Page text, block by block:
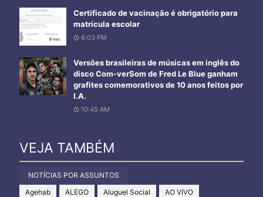
Certificado de vacinação é obrigatório para
matrícula escolar
6:03 PM
Versões brasileiras de músicas em inglês do
disco Com-verSom de Fred Le Blue ganham
grafites comemorativos de 10 anos feitos por
I.A.
10:45 AM
VEJA TAMBÉM
NOTÍCIAS POR ASSUNTOS
Agehab
ALEGO Aluguel Social AO VIVO